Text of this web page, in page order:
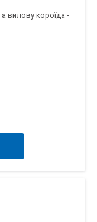
вилову короїда -